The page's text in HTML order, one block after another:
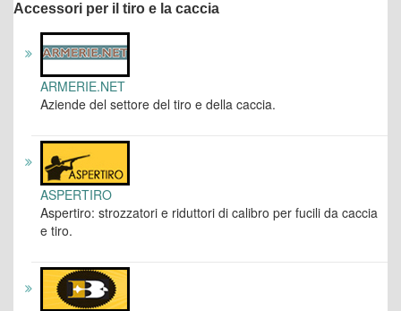
Accessori per il tiro e la caccia
ARMERIE.NET
Aziende del settore del tiro e della caccia.
ASPERTIRO
Aspertiro: strozzatori e riduttori di calibro per fucili da caccia
e tiro.